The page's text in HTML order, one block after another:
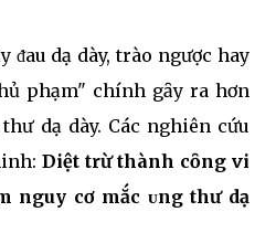
ᵭau dạ dày, trào ngược hay
phạm" chính gȃy ra hơn
dạ dày. Các nghiên cứu
Diệt trừ thành cȏng vi
nguy cơ mắc ᴜng thư dạ